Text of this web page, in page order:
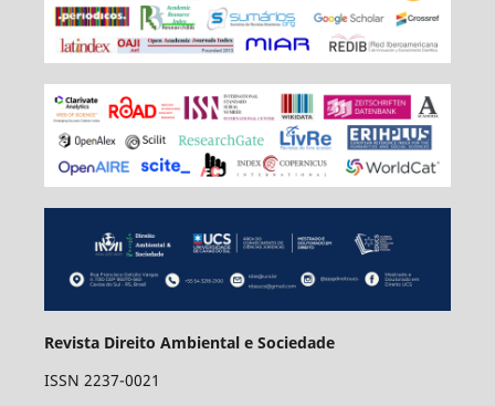
Revista Direito Ambiental e Sociedade
ISSN 2237-0021